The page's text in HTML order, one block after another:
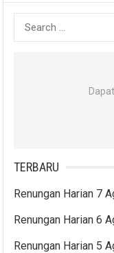
Search
for:
TERBARU
Renungan Harian 7
Renungan Harian 6
Renungan Harian 5